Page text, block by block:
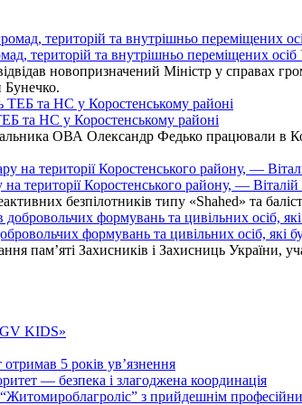
територій та внутрішньо переміщених осіб
новопризначений Міністр у справах
Бунечко.
та НС у Коростенському районі
ОВА Олександр Федько працювали в
території Коростенського району, —
безпілотників типу «Shahed» та
формувань та цивільних осіб, які
пам’яті Захисників і Захисниць України,
KIDS»
5 років ув’язнення
— безпека і злагоджена координація
“Житомироблагроліс” з прийдешнім